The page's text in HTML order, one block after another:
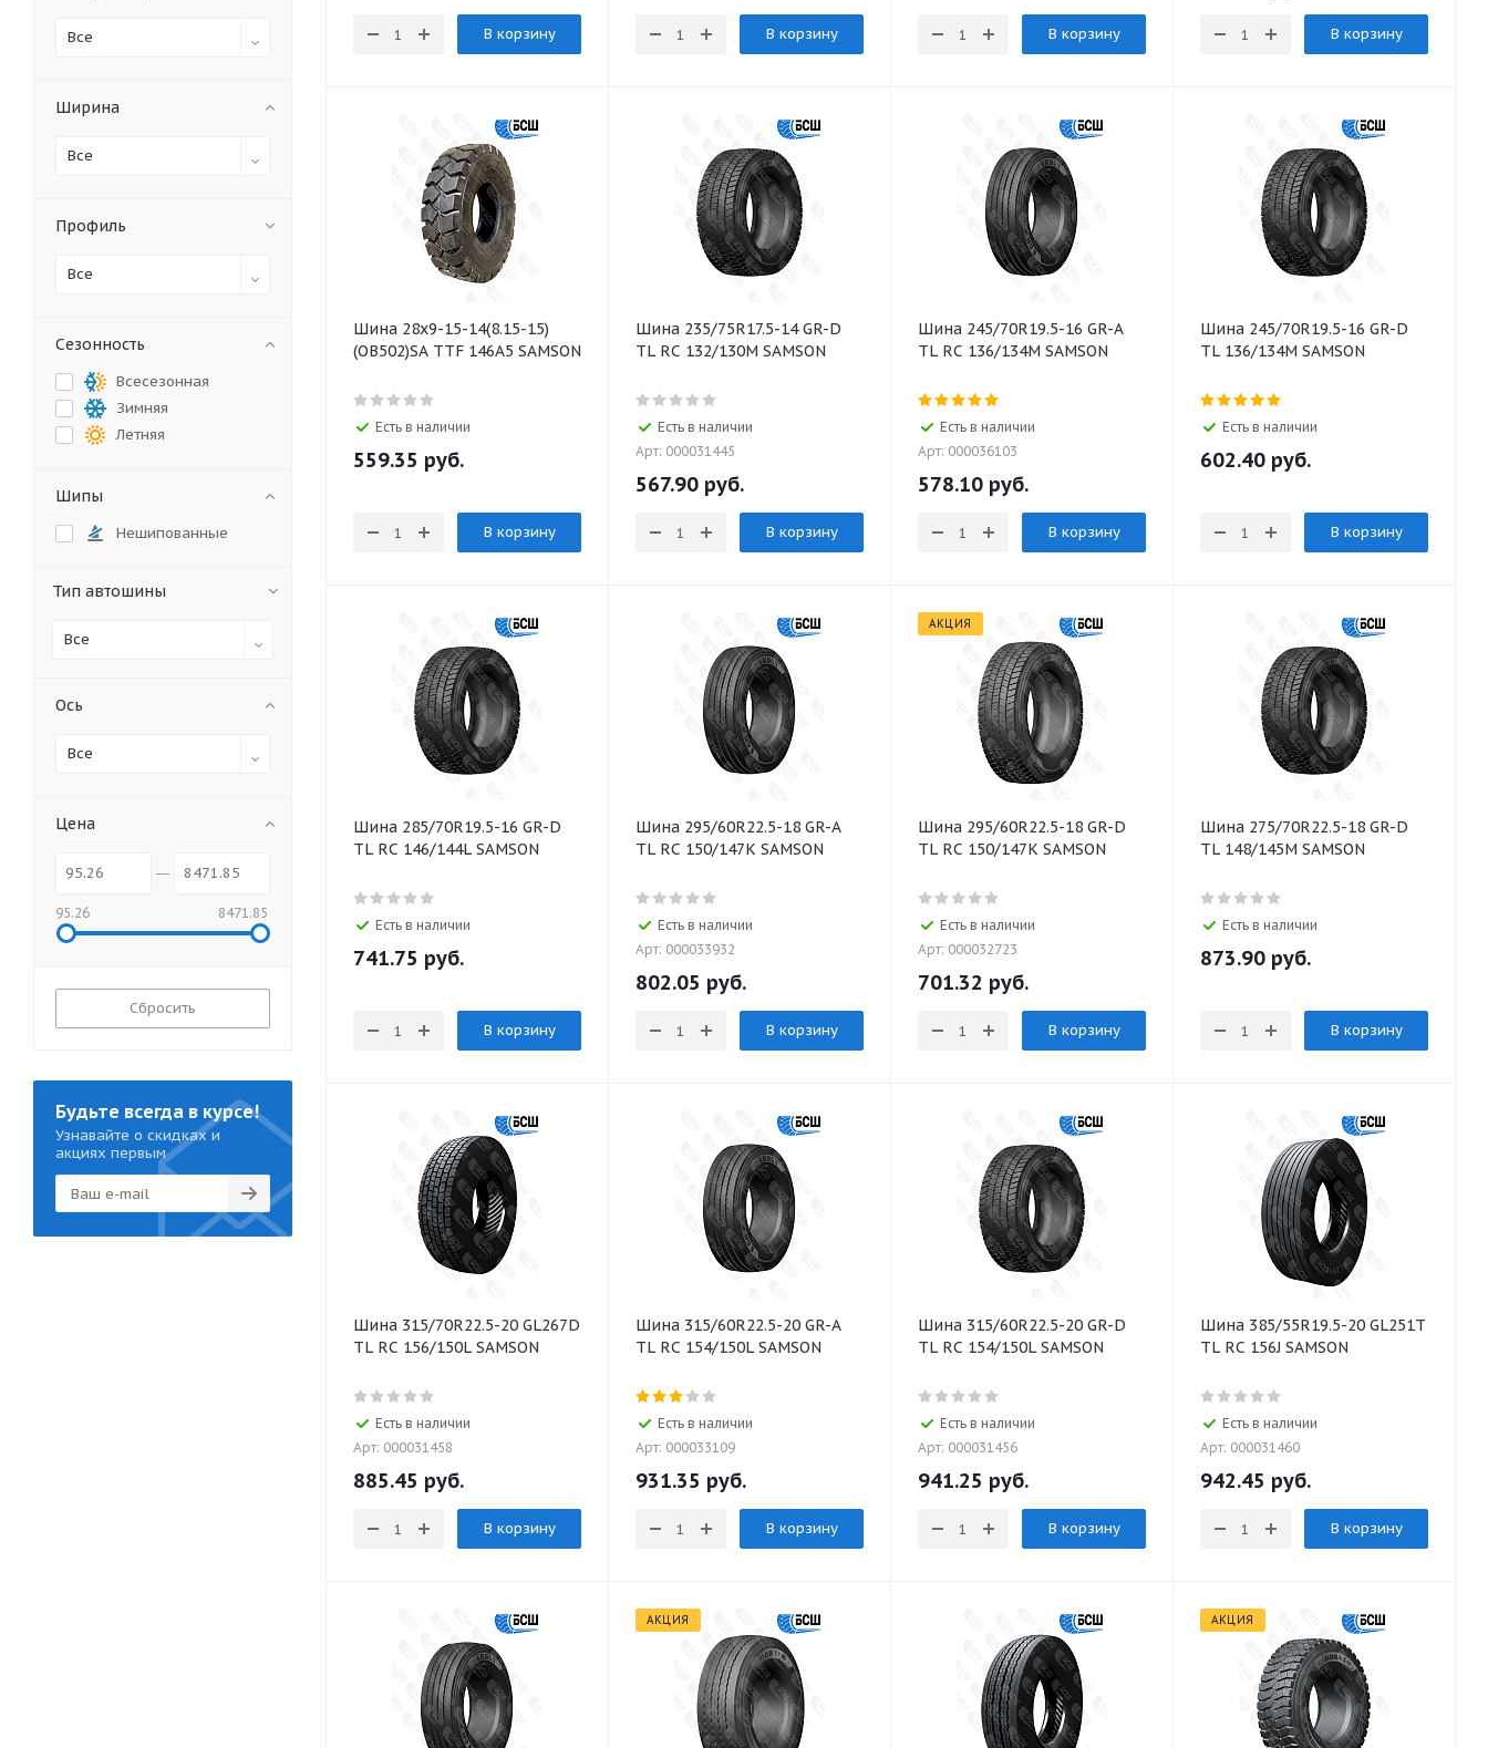
В корзину В корзину В корзину В корзину
Шина 28х9-15-14(8.15-15)
(OB502)SA TТF 146A5 SAMSON
Есть в наличии
559.35 руб.
В корзину
Шина 235/75R17.5-14 GR-D
TL RC 132/130M SAMSON
Есть в наличии
Арт: 000031445
567.90 руб.
В корзину
Шина 245/70R19.5-16 GR-A
TL RC 136/134M SAMSON
Есть в наличии
Арт: 000036103
578.10 руб.
В корзину
Шина 245/70R19.5-16 GR-D
TL 136/134M SAMSON
Есть в наличии
602.40 руб.
В корзину
Шина 285/70R19.5-16 GR-D
TL RC 146/144L SAMSON
Есть в наличии
741.75 руб.
В корзину
Шина 295/60R22.5-18 GR-A
TL RC 150/147K SAMSON
Есть в наличии
Арт: 000033932
802.05 руб.
В корзину
АКЦИЯ
Шина 295/60R22.5-18 GR-D
TL RC 150/147K SAMSON
Есть в наличии
Арт: 000032723
701.32 руб.
В корзину
Шина 275/70R22.5-18 GR-D
TL 148/145M SAMSON
Есть в наличии
873.90 руб.
В корзину
Шина 315/70R22.5-20 GL267D
TL RC 156/150L SAMSON
Есть в наличии
Арт: 000031458
885.45 руб.
В корзину
Шина 315/60R22.5-20 GR-A
TL RC 154/150L SAMSON
Есть в наличии
Арт: 000033109
931.35 руб.
В корзину
Шина 315/60R22.5-20 GR-D
TL RC 154/150L SAMSON
Есть в наличии
Арт: 000031456
941.25 руб.
В корзину
Шина 385/55R19.5-20 GL251T
TL RC 156J SAMSON
Есть в наличии
Арт: 000031460
942.45 руб.
В корзину
АКЦИЯ АКЦИЯ
Все
Ширина
Все
Профиль
Все
Сезонность
Всесезонная
Зимняя
Летняя
Шипы
Нешипованные
Тип автошины
Все
Ось
Все
Цена
95.26 8471.85
Сбросить
Будьте всегда в курсе!
Узнавайте о скидках и
акциях первым